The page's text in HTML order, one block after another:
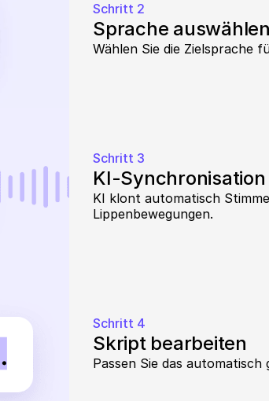
Schritt 2
Sprache auswählen
Wählen Sie die Zielsprache
Schritt 3
KI-Synchronisation
KI klont automatisch
Lippenbewegungen.
Schritt 4
Skript bearbeiten
Passen Sie das